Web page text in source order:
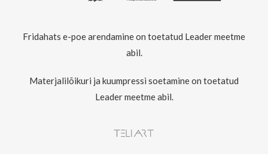
Fridahats e-poe arendamine on toetatud Leader meetme
abil.
Materjalilõikuri ja kuumpressi soetamine on toetatud
Leader meetme abil.